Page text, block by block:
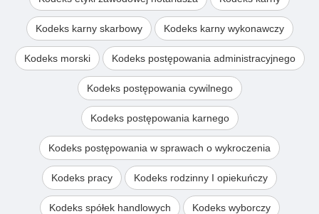
Kodeks karny skarbowy Kodeks karny wykonawczy
Kodeks morski Kodeks postępowania administracyjnego
Kodeks postępowania cywilnego
Kodeks postępowania karnego
Kodeks postępowania w sprawach o wykroczenia
Kodeks pracy Kodeks rodzinny I opiekuńczy
Kodeks spółek handlowych Kodeks wyborczy